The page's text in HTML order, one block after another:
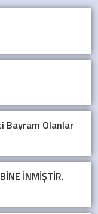
Bayram Olanlar
İNMİŞTİR.